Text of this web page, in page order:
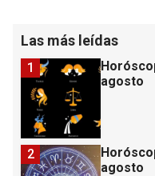
Las más leídas
agosto
1
agosto
2